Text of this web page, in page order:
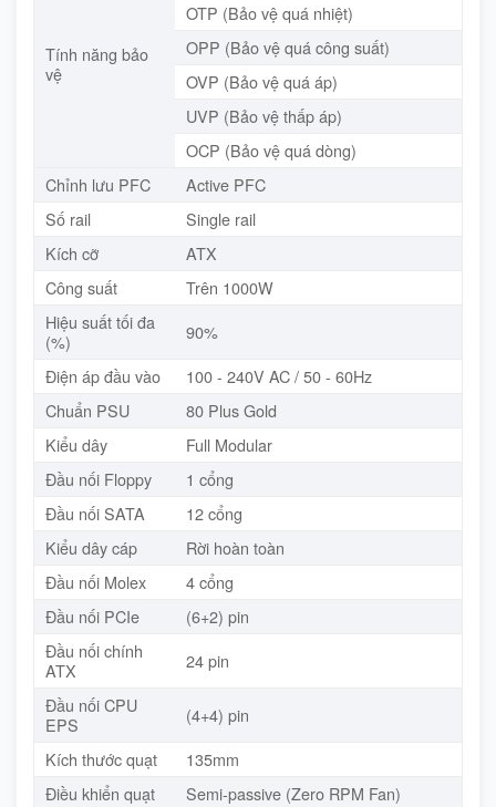
Tính năng bảo
vệ
OTP (Bảo vệ quá nhiệt)
OPP (Bảo vệ quá công suất)
OVP (Bảo vệ quá áp)
UVP (Bảo vệ thấp áp)
OCP (Bảo vệ quá dòng)
Chỉnh lưu PFC
Active PFC
Số rail
Single rail
Kích cỡ
ATX
Công suất
Trên 1000W
Hiệu suất tối đa
(%)
90%
Điện áp đầu vào
100 - 240V AC / 50 - 60Hz
Chuẩn PSU
80 Plus Gold
Kiểu dây
Full Modular
Đầu nối Floppy
1 cổng
Đầu nối SATA
12 cổng
Kiểu dây cáp
Rời hoàn toàn
Đầu nối Molex
4 cổng
Đầu nối PCIe
(6+2) pin
Đầu nối chính
ATX
24 pin
Đầu nối CPU
EPS
(4+4) pin
Kích thước quạt
135mm
Điều khiển quạt
Semi-passive (Zero RPM Fan)